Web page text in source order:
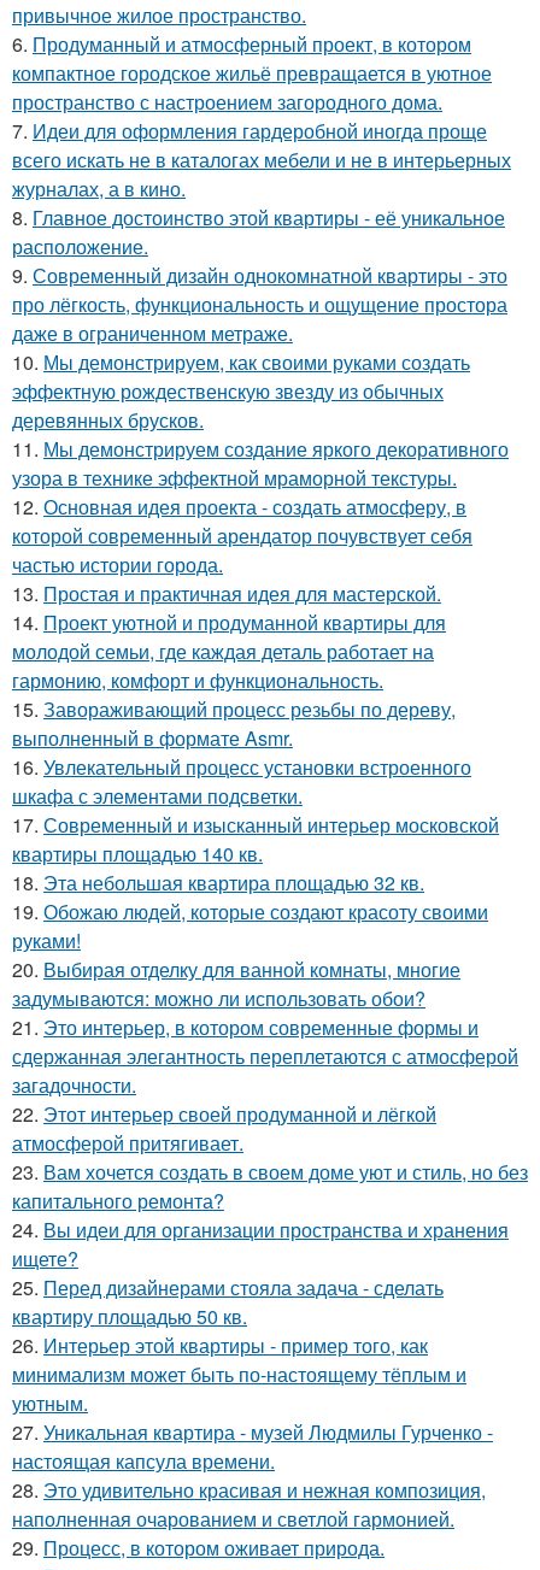
привычное жилое пространство.
6. Продуманный и атмосферный проект, в котором
компактное городское жильё превращается в уютное
пространство с настроением загородного дома.
7. Идеи для оформления гардеробной иногда проще
всего искать не в каталогах мебели и не в интерьерных
журналах, а в кино.
8. Главное достоинство этой квартиры - её уникальное
расположение.
9. Современный дизайн однокомнатной квартиры - это
про лёгкость, функциональность и ощущение простора
даже в ограниченном метраже.
10. Мы демонстрируем, как своими руками создать
эффектную рождественскую звезду из обычных
деревянных брусков.
11. Мы демонстрируем создание яркого декоративного
узора в технике эффектной мраморной текстуры.
12. Основная идея проекта - создать атмосферу, в
которой современный арендатор почувствует себя
частью истории города.
13. Простая и практичная идея для мастерской.
14. Проект уютной и продуманной квартиры для
молодой семьи, где каждая деталь работает на
гармонию, комфорт и функциональность.
15. Завораживающий процесс резьбы по дереву,
выполненный в формате Asmr.
16. Увлекательный процесс установки встроенного
шкафа с элементами подсветки.
17. Современный и изысканный интерьер московской
квартиры площадью 140 кв.
18. Эта небольшая квартира площадью 32 кв.
19. Обожаю людей, которые создают красоту своими
руками!
20. Выбирая отделку для ванной комнаты, многие
задумываются: можно ли использовать обои?
21. Это интерьер, в котором современные формы и
сдержанная элегантность переплетаются с атмосферой
загадочности.
22. Этот интерьер своей продуманной и лёгкой
атмосферой притягивает.
23. Вам хочется создать в своем доме уют и стиль, но без
капитального ремонта?
24. Вы идеи для организации пространства и хранения
ищете?
25. Перед дизайнерами стояла задача - сделать
квартиру площадью 50 кв.
26. Интерьер этой квартиры - пример того, как
минимализм может быть по-настоящему тёплым и
уютным.
27. Уникальная квартира - музей Людмилы Гурченко -
настоящая капсула времени.
28. Это удивительно красивая и нежная композиция,
наполненная очарованием и светлой гармонией.
29. Процесс, в котором оживает природа.